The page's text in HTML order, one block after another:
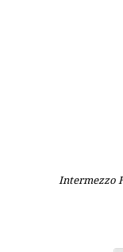
Intermezzo